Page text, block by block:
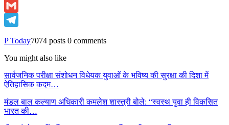
Email
Gmail
P Today7074 posts 0 comments
You might also like
सार्वजनिक परीक्षा संशोधन विधेयक युवाओं के भविष्य की सुरक्षा की दिशा में
ऐतिहासिक कदम…
मंडल बाल कल्याण अधिकारी कमलेश शास्त्री बोले: “स्वस्थ युवा ही विकसित
भारत की…